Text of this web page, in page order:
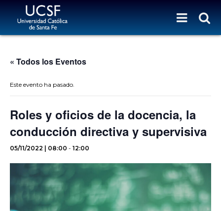
« Todos los Eventos
Este evento ha pasado.
Roles y oficios de la docencia, la
conducción directiva y supervisiva
05/11/2022 | 08:00 - 12:00